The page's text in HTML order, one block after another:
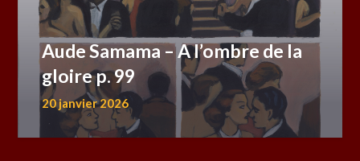
Aude Samama – A l’ombre de la
gloire p. 99
20 janvier 2026